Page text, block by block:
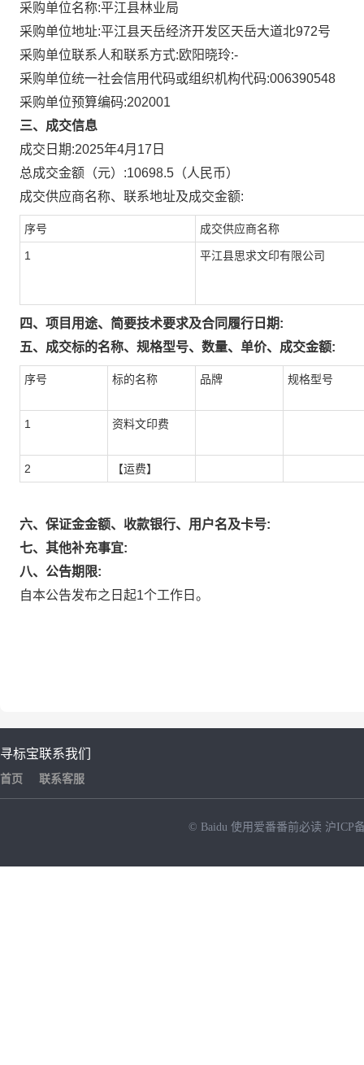
采购单位名称:平江县林业局
采购单位地址:平江县天岳经济开发区天岳大道北972号
采购单位联系人和联系方式:欧阳晓玲:-
采购单位统一社会信用代码或组织机构代码:006390548
采购单位预算编码:202001
三、成交信息
成交日期:2025年4月17日
总成交金额（元）:10698.5 （人民币）
成交供应商名称、联系地址及成交金额:
序号 成交供应商名称
1 平江县思求文印有限公司
四、项目用途、简要技术要求及合同履行日期:
五、成交标的名称、规格型号、数量、单价、成交金额:
序号 标的名称 品牌 规格型号
1 资料文印费
2 【运费】
六、保证金金额、收款银行、用户名及卡号:
七、其他补充事宜:
八、公告期限:
自本公告发布之日起1个工作日。
寻标宝
首页
联系我们
联系客服
© Baidu 使用爱番番前必读 沪ICP